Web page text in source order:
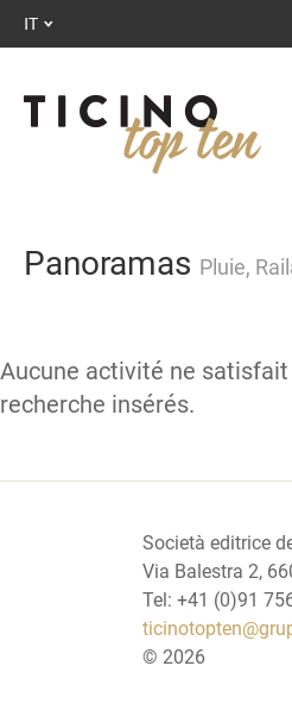
IT
Panoramas Pluie,
Aucune activité ne
recherche insérés.
Società editrice
Via Balestra 2,
Tel: +41 (0)91
© 2026